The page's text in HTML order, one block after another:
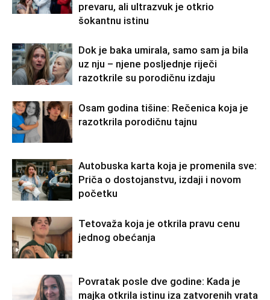
prevaru, ali ultrazvuk je otkrio
šokantnu istinu
Dok je baka umirala, samo sam ja bila
uz nju – njene posljednje riječi
razotkrile su porodičnu izdaju
Osam godina tišine: Rečenica koja je
razotkrila porodičnu tajnu
Autobuska karta koja je promenila sve:
Priča o dostojanstvu, izdaji i novom
početku
Tetovaža koja je otkrila pravu cenu
jednog obećanja
Povratak posle dve godine: Kada je
majka otkrila istinu iza zatvorenih vrata